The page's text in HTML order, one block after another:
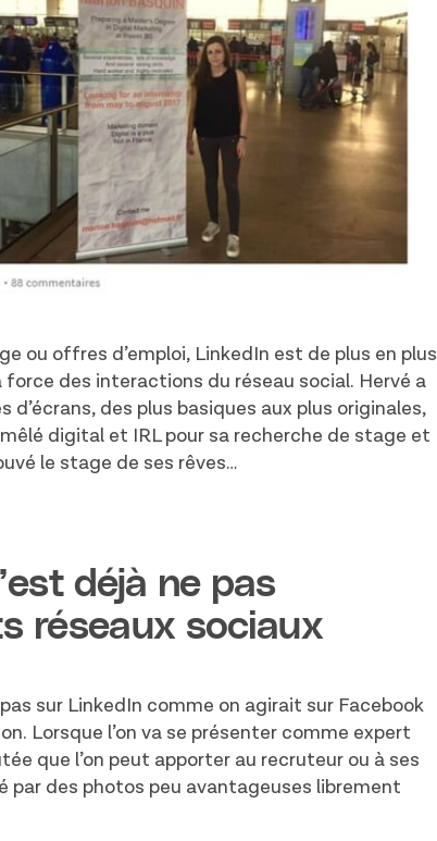
ou offres d’emploi, LinkedIn est de plus en plus
des interactions du réseau social. Hervé a
des plus basiques aux plus originales,
digital et IRL pour sa recherche de stage et
le stage de ses rêves…
déjà ne pas
réseaux sociaux
sur LinkedIn comme on agirait sur Facebook
Lorsque l’on va se présenter comme expert
que l’on peut apporter au recruteur ou à ses
par des photos peu avantageuses librement